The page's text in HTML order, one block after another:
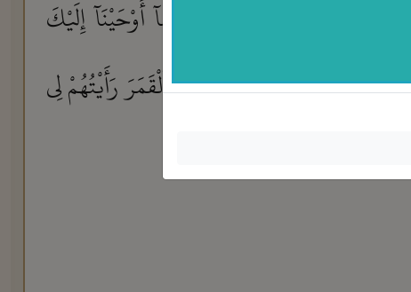
نَقُصُّ عَلَيْكَ أَحْسَنَ ٱلْقَصَصِ بِمَآ أَوْحَيْنَآ إِلَيْكَ
أَحَدَ عَشَرَ كَوْكَبًا وَٱلشَّمْسَ وَٱلْقَمَرَ رَأَيْتُهُمْ لِى